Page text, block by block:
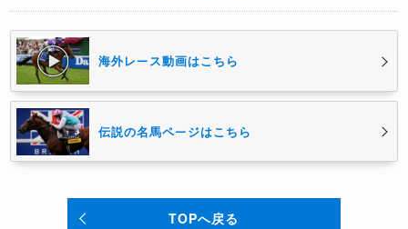
海外レース動画はこちら
伝説の名馬ページはこちら
TOPへ戻る